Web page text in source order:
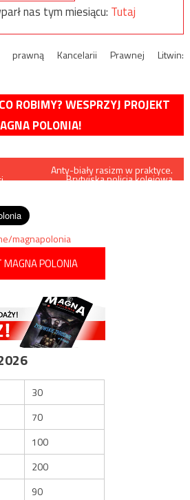
nas tym miesiącu: Tutaj
prawną Kancelarii Prawnej Litwin:
ROBIMY? WESPRZYJ PROJEKT
POLONIA!
Anty-biały rasizm w praktyce.
Brytyjska policja kolejowa
magnapolonia
MAGNA POLONIA
30
70
100
200
90